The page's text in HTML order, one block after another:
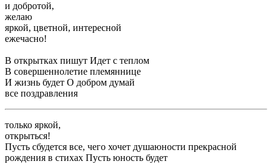
​и добротой,​
​желаю​
​яркой, цветной, интересной​
​ежечасно!​
​В открытках пишут ​Идет с теплом ​
​В совершеннолетие племяннице ​
​И жизнь будет ​О добром думай ​
​все поздравления​
​только яркой,​
​открыться!​
​Пусть сбудется все, чего хочет душа​юности прекрасной​
​рождения в стихах ​Пусть юность будет ​